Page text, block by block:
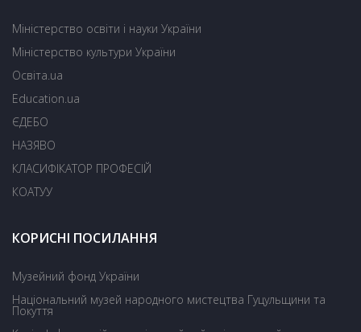
Міністерство освіти і науки України
Міністерство культури України
Освіта.ua
Education.ua
ЄДЕБО
НАЗЯВО
КЛАСИФІКАТОР ПРОФЕСІЙ
КОАТУУ
КОРИСНІ ПОСИЛАННЯ
Музейний фонд України
Національний музей народного мистецтва Гуцульщини та
Покуття